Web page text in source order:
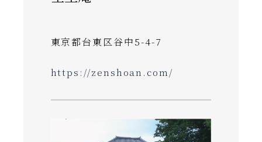
東京都台東区谷中5-4-7
https://zenshoan.com/